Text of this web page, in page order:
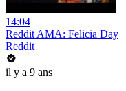
14:04
Reddit AMA: Felicia Day
Reddit
il y a 9 ans